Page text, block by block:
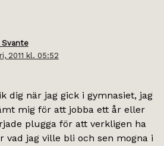
Svante
2011 kl. 05:52
dig när jag gick i gymnasiet, jag
mig för att jobba ett år eller
plugga för att verkligen ha
vad jag ville bli och sen mogna i